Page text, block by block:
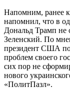
Напомним, ранее
напомнил, что в
Дональд Трамп не
Зеленский. По
президент США
проблем своего
сих пор не
нового
«ПолитПазл».